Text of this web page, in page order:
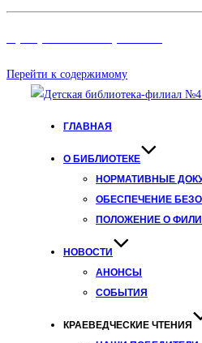
Перейти к содержимому
ГЛАВНАЯ
О БИБЛИОТЕКЕ
НОРМАТИВНЫЕ
ОБЕСПЕЧЕНИЕ
ПОЛОЖЕНИЕ О
НОВОСТИ
АНОНСЫ
СОБЫТИЯ
КРАЕВЕДЧЕСКИЕ ЧТЕНИЯ